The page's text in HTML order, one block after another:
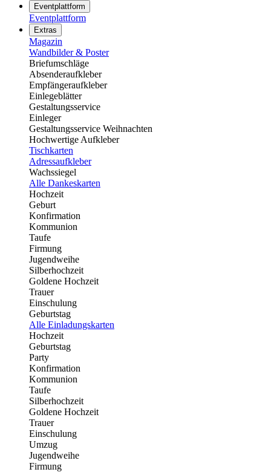
Eventplattform
Eventplattform
Extras
Magazin
Wandbilder & Poster
Briefumschläge
Absenderaufkleber
Empfängeraufkleber
Einlegeblätter
Gestaltungsservice
Einleger
Gestaltungsservice Weihnachten
Hochwertige Aufkleber
Tischkarten
Adressaufkleber
Wachssiegel
Alle Dankeskarten
Hochzeit
Geburt
Konfirmation
Kommunion
Taufe
Firmung
Jugendweihe
Silberhochzeit
Goldene Hochzeit
Trauer
Einschulung
Geburtstag
Alle Einladungskarten
Hochzeit
Geburtstag
Party
Konfirmation
Kommunion
Taufe
Silberhochzeit
Goldene Hochzeit
Trauer
Einschulung
Umzug
Jugendweihe
Firmung